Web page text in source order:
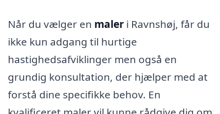
Når du vælger en maler i Ravnshøj, får du
ikke kun adgang til hurtige
hastighedsafviklinger men også en
grundig konsultation, der hjælper med at
forstå dine specifikke behov. En